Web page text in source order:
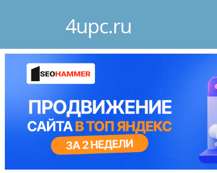
4upc.ru